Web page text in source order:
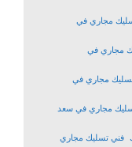
مجاري في
مجاري في
مجاري في
مجاري في سعد
فني تسليك مجاري